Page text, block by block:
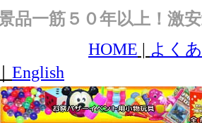
品一筋５０年以上！激
HOME | よく
English